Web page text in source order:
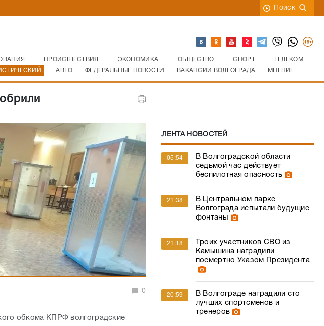
Поиск
ПРОИСШЕСТВИЯ ЭКОНОМИКА ОБЩЕСТВО СПОРТ
ТЕЛЕКОМ
АВТО ФЕДЕРАЛЬНЫЕ НОВОСТИ ВАКАНСИИ ВОЛГОГРАДА МНЕНИЕ
0
обкома КПРФ волгоградские
ЛЕНТА НОВОСТЕЙ
05:54
В Волгоградской области
седьмой час действует
беспилотная опасность
21:38
В Центральном парке
Волгограда испытали будущие
фонтаны
21:18
Троих участников СВО из
Камышина наградили
посмертно Указом Президента
20:59
В Волгограде наградили сто
лучших спортсменов и
тренеров